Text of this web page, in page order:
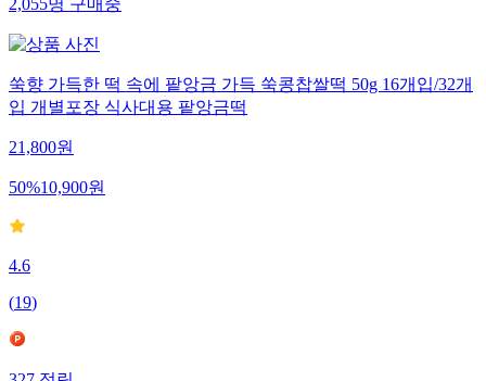
2,055명구매중
쑥향 가득한 떡 속에 팥앙금 가득 쑥콩찹쌀떡 50g 16개입/32개
입 개별포장 식사대용 팥앙금떡
21,800원
50%10,900원
4.6
(19)